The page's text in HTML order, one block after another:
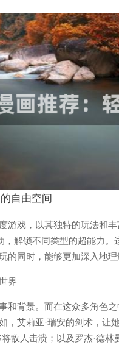
自由空间
游戏，以其独特的玩法和
，解锁不同类型的超能力
的同时，能够更加深入地理
界
和背景。而在这众多角色
，艾莉亚·瑞安的剑术，让
将敌人击溃；以及罗杰·德